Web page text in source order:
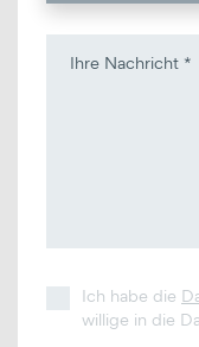
Ich habe die
willige in die